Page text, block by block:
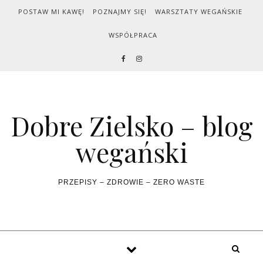
Skip to content
POSTAW MI KAWĘ! POZNAJMY SIĘ! WARSZTATY WEGAŃSKIE
WSPÓŁPRACA
Dobre Zielsko – blog
wegański
PRZEPISY – ZDROWIE – ZERO WASTE